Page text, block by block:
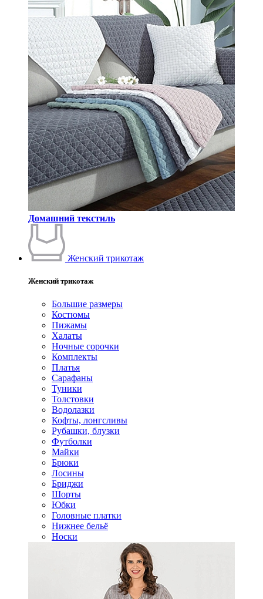
Домашний текстиль
Женский трикотаж
Женский трикотаж
Большие размеры
Костюмы
Пижамы
Халаты
Ночные сорочки
Комплекты
Платья
Сарафаны
Туники
Толстовки
Водолазки
Кофты, лонгсливы
Рубашки, блузки
Футболки
Майки
Брюки
Лосины
Бриджи
Шорты
Юбки
Головные платки
Нижнее бельё
Носки